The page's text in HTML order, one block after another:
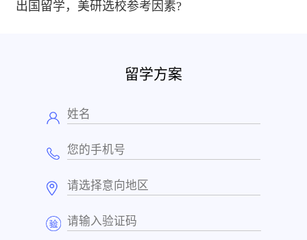
出国留学，美研选校参考因素?
留学方案